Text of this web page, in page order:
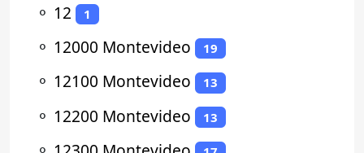
⚬ 12 1
⚬ 12000 Montevideo 19
⚬ 12100 Montevideo 13
⚬ 12200 Montevideo 13